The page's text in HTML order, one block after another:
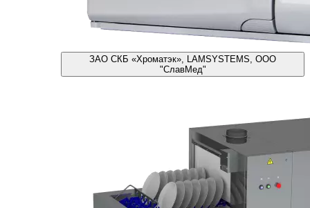
ЗАО СКБ «Хроматэк», LAMSYSTEMS, ООО
"СлавМед"